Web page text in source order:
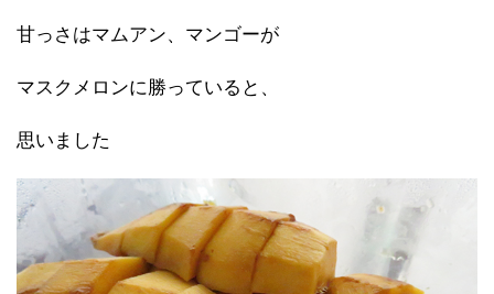
甘っさはマムアン、マンゴーが
マスクメロンに勝っていると、
思いました